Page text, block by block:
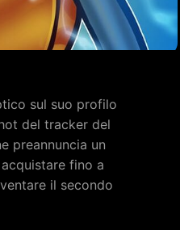
sul suo profilo
del tracker del
preannuncia un
fino a
il secondo